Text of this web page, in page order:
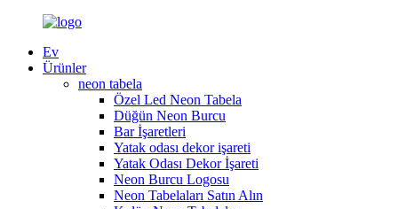
Ev
Ürünler
neon tabela
Özel Led Neon Tabela
Düğün Neon Burcu
Bar İşaretleri
Yatak odası dekor işareti
Yatak Odası Dekor İşareti
Neon Burcu Logosu
Neon Tabelaları Satın Alın